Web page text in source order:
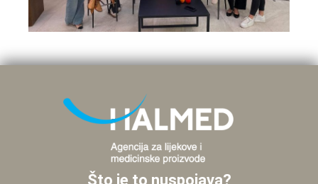
Što je to nuspojava?